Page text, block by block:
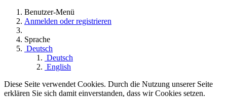
Benutzer-Menü
Anmelden oder registrieren
Sprache
Deutsch
Deutsch
English
Diese Seite verwendet Cookies. Durch die Nutzung unserer Seite
erklären Sie sich damit einverstanden, dass wir Cookies setzen.